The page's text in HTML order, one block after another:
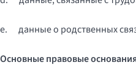
e. данные о родственных
Основные правовые